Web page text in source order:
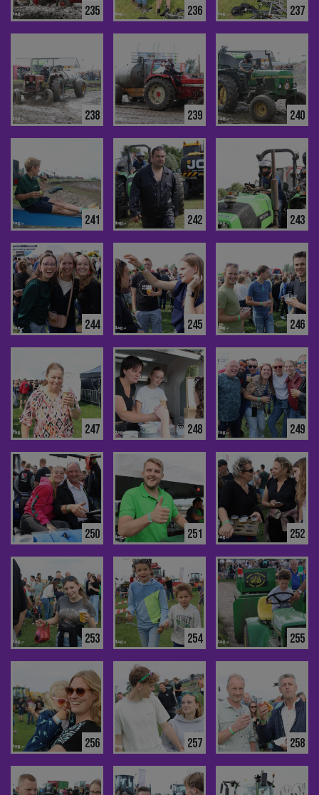
235 236 237
238 239 240
241 242 243
244 245 246
247 248 249
250 251 252
253 254 255
256 257 258